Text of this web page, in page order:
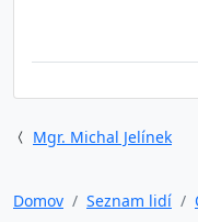
Mgr. Michal Jelínek
Domov
Seznam lidí